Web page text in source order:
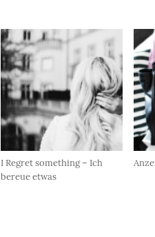
I Regret something – Ich
bereue etwas